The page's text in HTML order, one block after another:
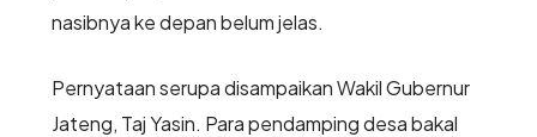
nasibnya ke depan belum jelas.
Pernyataan serupa disampaikan Wakil Gubernur
Jateng, Taj Yasin. Para pendamping desa bakal